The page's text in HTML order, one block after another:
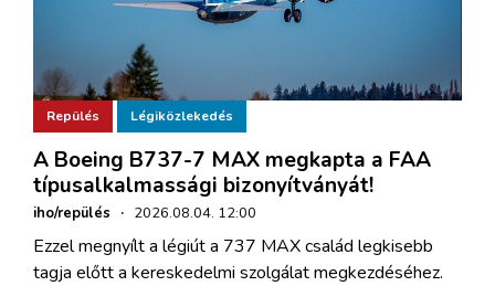
Repülés Légiközlekedés
A Boeing B737-7 MAX megkapta a FAA
típusalkalmassági bizonyítványát!
iho/repülés · 2026.08.04. 12:00
Ezzel megnyílt a légiút a 737 MAX család legkisebb
tagja előtt a kereskedelmi szolgálat megkezdéséhez.